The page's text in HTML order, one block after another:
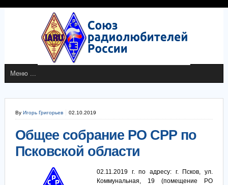
By Игорь Григорьев 02.10.2019
Общее собрание РО СРР по
Псковской области
02.11.2019 г. по адресу: г. Псков, ул.
Коммунальная, 19 (помещение РО